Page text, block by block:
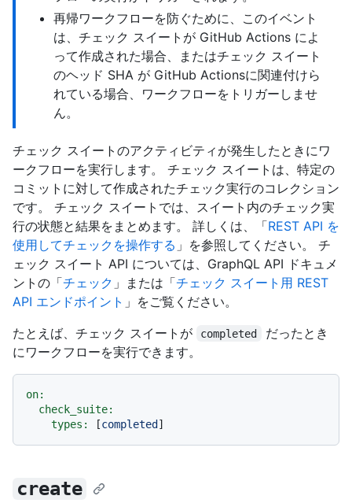
再帰ワークフローを防ぐために、このイベント
は、チェック スイートが GitHub Actions によ
って作成された場合、またはチェック スイート
のヘッド SHA が GitHub Actionsに関連付けら
れている場合、ワークフローをトリガーしませ
ん。
チェック スイートのアクティビティが発生したときにワ
ークフローを実行します。 チェック スイートは、特定の
コミットに対して作成されたチェック実行のコレクション
です。 チェック スイートでは、スイート内のチェック実
行の状態と結果をまとめます。 詳しくは、「REST API を
使用してチェックを操作する 」を参照してください。 チ
ェック スイート API については、GraphQL API ドキュメ
ントの「チェック 」または「チェック スイート用 REST
API エンドポイント 」をご覧ください。
たとえば、チェック スイートが
completed
だったとき
にワークフローを実行できます。
on:
check_suite:
types:
[completed
create